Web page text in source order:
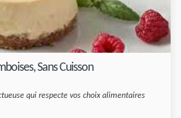
Sans Cuisson
qui respecte vos choix alimentaires